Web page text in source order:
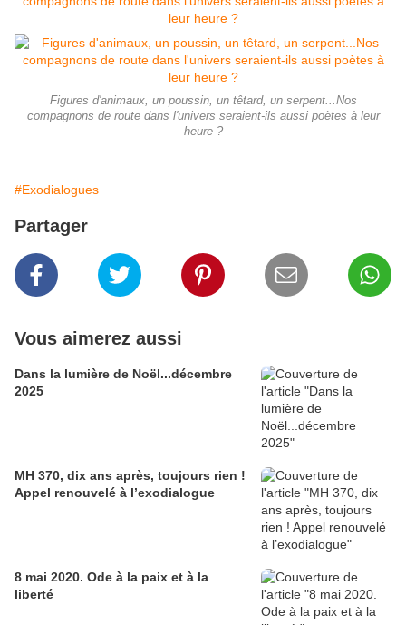
Figures d'animaux, un poussin, un têtard, un serpent...Nos
compagnons de route dans l'univers seraient-ils aussi poètes à leur
heure ?
#Exodialogues
Partager
Vous aimerez aussi
Dans la lumière de Noël...décembre
2025
MH 370, dix ans après, toujours rien !
Appel renouvelé à l’exodialogue
8 mai 2020. Ode à la paix et à la
liberté